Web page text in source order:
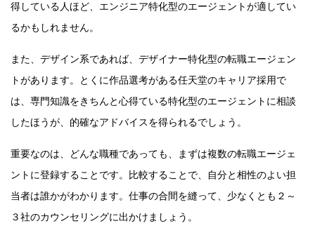
得している人ほど、エンジニア特化型のエージェントが適してい
るかもしれません。
また、デザイン系であれば、デザイナー特化型の転職エージェン
トがあります。とくに作品選考がある任天堂のキャリア採用で
は、専門知識をきちんと心得ている特化型のエージェントに相談
したほうが、的確なアドバイスを得られるでしょう。
重要なのは、どんな職種であっても、まずは複数の転職エージェ
ントに登録することです。比較することで、自分と相性のよい担
当者は誰かがわかります。仕事の合間を縫って、少なくとも２～
３社のカウンセリングに出かけましょう。